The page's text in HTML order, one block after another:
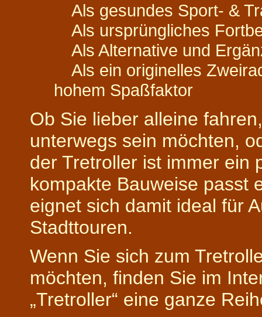
Als gesundes Sport- &
Als ursprüngliches
Als Alternative und
Als ein originelles
hohem Spaßfaktor
Ob Sie lieber alleine
unterwegs sein möchten,
der Tretroller ist immer ein
kompakte Bauweise passt
eignet sich damit ideal für
Stadttouren.
Wenn Sie sich zum
möchten, finden Sie im
„Tretroller“ eine ganze